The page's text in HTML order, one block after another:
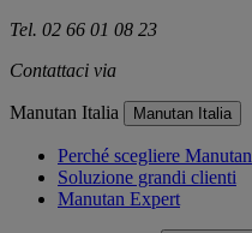
Tel. 02 66 01 08 23
Contattaci via
Manutan Italia Manutan Italia
Perché scegliere Manutan
Soluzione grandi clienti
Manutan Expert